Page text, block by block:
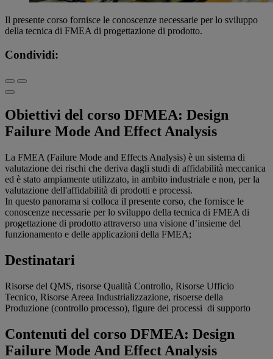
Il presente corso fornisce le conoscenze necessarie per lo sviluppo
della tecnica di FMEA di progettazione di prodotto.
Condividi:
Obiettivi del corso DFMEA: Design
Failure Mode And Effect Analysis
La FMEA (Failure Mode and Effects Analysis) è un sistema di
valutazione dei rischi che deriva dagli studi di affidabilità meccanica
ed è stato ampiamente utilizzato, in ambito industriale e non, per la
valutazione dell'affidabilità di prodotti e processi.
In questo panorama si colloca il presente corso, che fornisce le
conoscenze necessarie per lo sviluppo della tecnica di FMEA di
progettazione di prodotto attraverso una visione d’insieme del
funzionamento e delle applicazioni della FMEA;
Destinatari
Risorse del QMS, risorse Qualità Controllo, Risorse Ufficio
Tecnico, Risorse Areea Industrializzazione, risoerse della
Produzione (controllo processo), figure dei processi di supporto
Contenuti del corso DFMEA: Design
Failure Mode And Effect Analysis